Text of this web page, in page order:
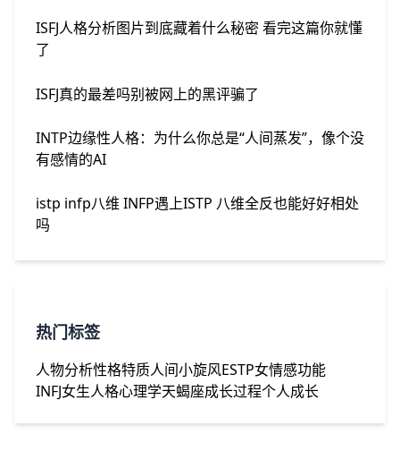
ISFJ人格分析图片到底藏着什么秘密 看完这篇你就懂
了
ISFJ真的最差吗别被网上的黑评骗了
INTP边缘性人格：为什么你总是“人间蒸发”，像个没
有感情的AI
istp infp八维 INFP遇上ISTP 八维全反也能好好相处
吗
热门标签
人物分析性格特质人间小旋风ESTP女情感功能
INFJ女生人格心理学天蝎座成长过程个人成长